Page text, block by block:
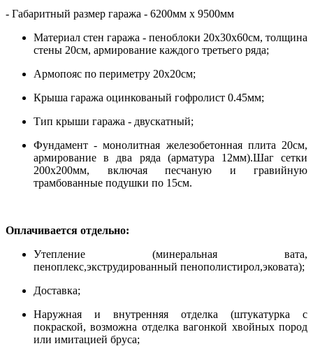
- Габаритный размер гаража - 6200мм х 9500мм
Материал стен гаража - пеноблоки 20х30х60см, толщина
стены 20см, армирование каждого третьего ряда;
Армопояс по периметру 20х20см;
Крыша гаража оцинкованый гофролист 0.45мм;
Тип крыши гаража - двускатный;
Фундамент - монолитная железобетонная плита 20см,
армирование в два ряда (арматура 12мм).Шаг сетки
200х200мм, включая песчаную и гравийную
трамбованные подушки по 15см.
Оплачивается отдельно:
Утепление (минеральная вата,
пеноплекс,экструдированный пенополистирол,эковата);
Доставка;
Наружная и внутренняя отделка (штукатурка с
покраской, возможна отделка вагонкой хвойных пород
или имитацией бруса;